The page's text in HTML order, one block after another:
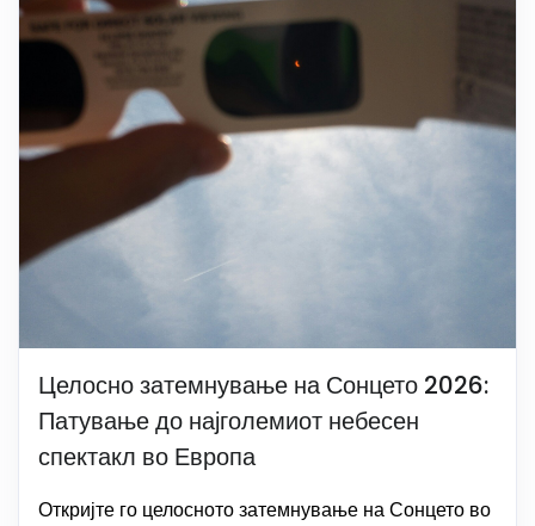
Целосно затемнување на Сонцето 2026:
Патување до најголемиот небесен
спектакл во Европа
Откријте го целосното затемнување на Сонцето во